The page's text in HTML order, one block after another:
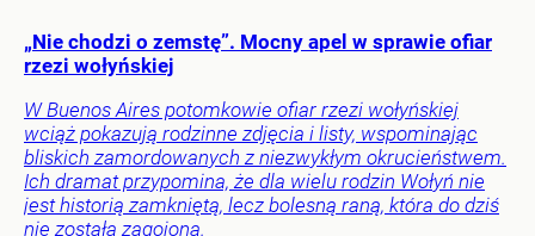
„Nie chodzi o zemstę”. Mocny apel w sprawie ofiar
rzezi wołyńskiej
W Buenos Aires potomkowie ofiar rzezi wołyńskiej
wciąż pokazują rodzinne zdjęcia i listy, wspominając
bliskich zamordowanych z niezwykłym okrucieństwem.
Ich dramat przypomina, że dla wielu rodzin Wołyń nie
jest historią zamkniętą, lecz bolesną raną, która do dziś
nie została zagojona.